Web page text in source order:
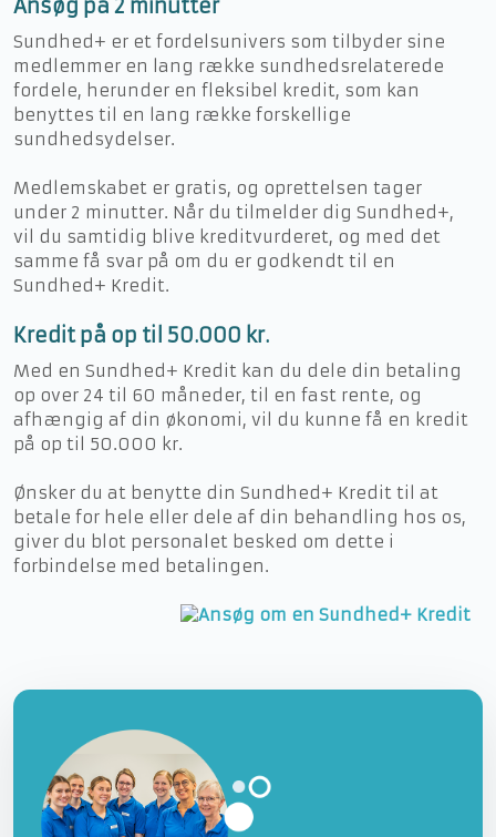
​Ansøg på 2 minutter
Sundhed+ er et fordelsunivers som tilbyder sine
medlemmer en lang række sundhedsrelaterede
fordele, herunder en fleksibel kredit, som kan
benyttes til en lang række forskellige
sundhedsydelser.
Medlemskabet er gratis, og oprettelsen tager
under 2 minutter. Når du tilmelder dig Sundhed+,
vil du samtidig blive kreditvurderet, og med det
samme få svar på om du er godkendt til en
Sundhed+ Kredit.
Kredit på op til 50.000 kr.
Med en Sundhed+ Kredit kan du dele din betaling
op over 24 til 60 måneder, til en fast rente, og
afhængig af din økonomi, vil du kunne få en kredit
på op til 50.000 kr.
Ønsker du at benytte din Sundhed+ Kredit til at
betale for hele eller dele af din behandling hos os,
giver du blot personalet besked om dette i
forbindelse med betalingen.​